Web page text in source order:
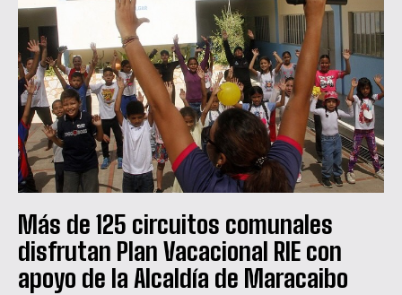
Más de 125 circuitos comunales
disfrutan Plan Vacacional RIE con
apoyo de la Alcaldía de Maracaibo